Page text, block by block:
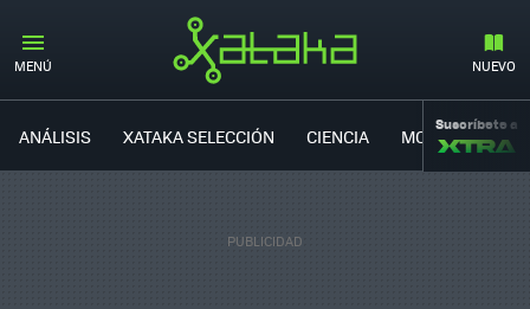
MENÚ NUEVO
ANÁLISIS XATAKA SELECCIÓN CIENCIA MOVILIDAD
Suscríbete a